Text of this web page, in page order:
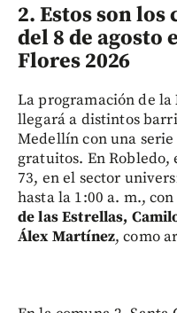
2. Estos son
del 8 de agosto
Flores 2026
La programación de la
llegará a distintos
Medellín con una
gratuitos. En Robledo,
73, en el sector
hasta la 1:00 a. m.,
de las Estrellas,
Álex Martínez, como